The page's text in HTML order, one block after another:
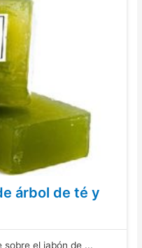
árbol de té y
el jabón de ...